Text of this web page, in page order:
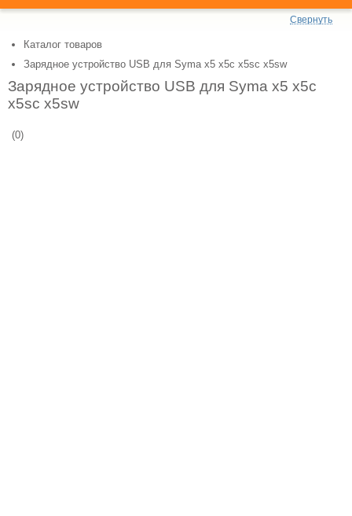
Свернуть
Каталог товаров
Зарядное устройство USB для Syma x5 x5c x5sc x5sw
Зарядное устройство USB для Syma x5 x5c
x5sc x5sw
(0)